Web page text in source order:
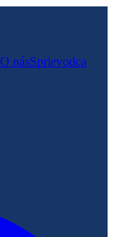
O násSprievodca